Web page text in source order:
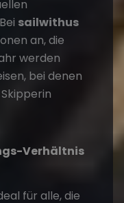
sailwithus
an, die
werden
bei denen
Verhältnis
für alle, die